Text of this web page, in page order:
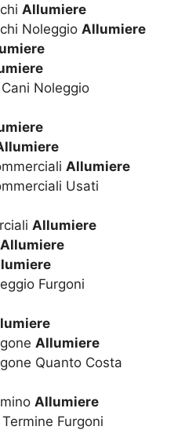
Allumiere
Noleggio Allumiere
Noleggio
Allumiere
Usati
Allumiere
Allumiere
Furgoni
Allumiere
Quanto Costa
Allumiere
Furgoni